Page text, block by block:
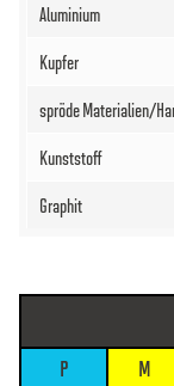
P
M